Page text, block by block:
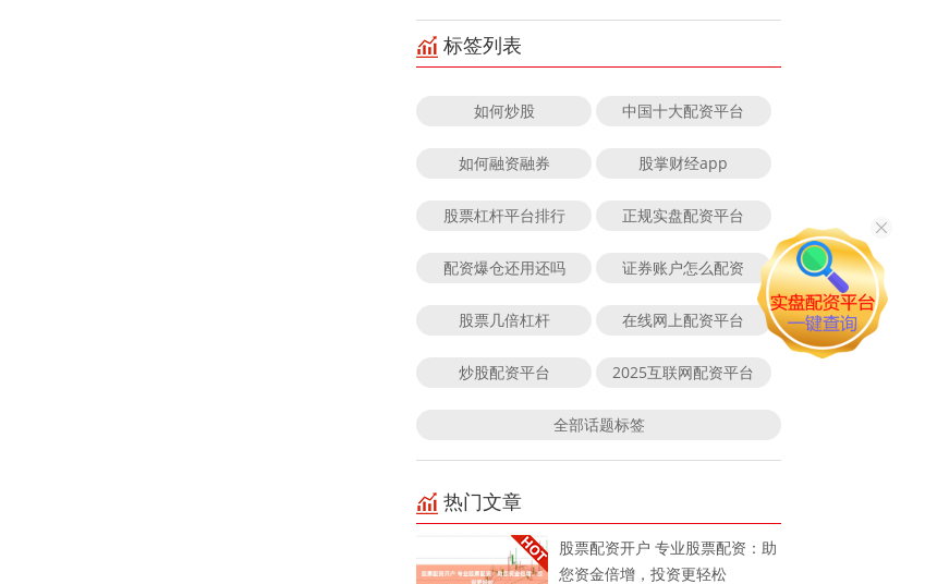
标签列表
如何炒股 中国十大配资平台
如何融资融券 股掌财经app
股票杠杆平台排行 正规实盘配资平台
配资爆仓还用还吗 证券账户怎么配资
股票几倍杠杆 在线网上配资平台
炒股配资平台 2025互联网配资平台
全部话题标签
热门文章
股票配资开户 专业股票配资：助
您资金倍增，投资更轻松